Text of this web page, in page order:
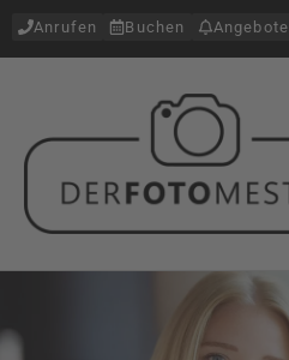
Anrufen Buchen Angebote